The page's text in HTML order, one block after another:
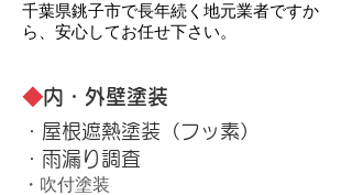
千葉県銚子市で長年続く地元業者ですか
ら、安心してお任せ下さい。
◆内・外壁塗装
・屋根遮熱塗装（フッ素）
・雨漏り調査
・吹付塗装